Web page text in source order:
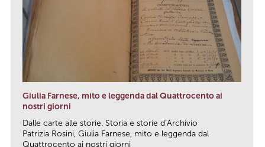
Giulia Farnese, mito e leggenda dal Quattrocento ai
nostri giorni
Dalle carte alle storie. Storia e storie d’Archivio
Patrizia Rosini, Giulia Farnese, mito e leggenda dal
Quattrocento ai nostri giorni